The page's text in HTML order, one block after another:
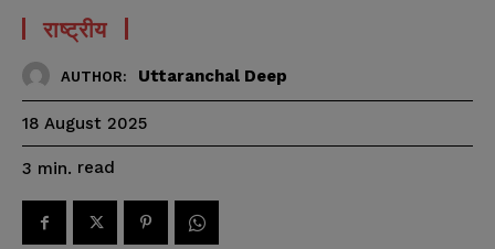
राष्ट्रीय
AUTHOR: Uttaranchal Deep
18 August 2025
3 min. read